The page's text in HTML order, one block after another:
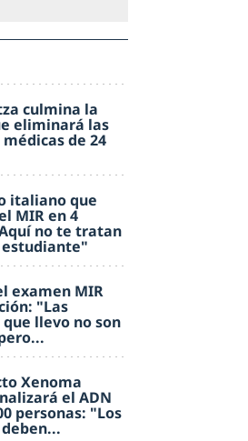
culmina la
eliminará las
de 24
italiano que
MIR en 4
no te tratan
examen MIR
"Las
llevo no son
Xenoma
el ADN
personas: "Los